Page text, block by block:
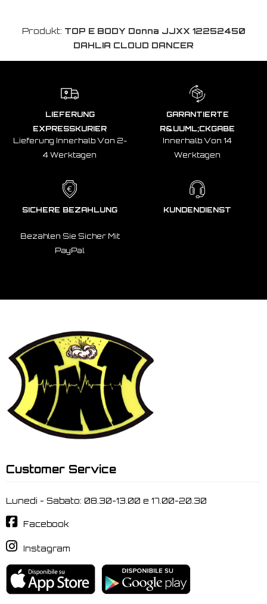
Produkt: TOP E BODY Donna JJXX 12252450
DAHLIA CLOUD DANCER
LIEFERUNG
EXPRESSKURIER
Lieferung Innerhalb Von 2-
4 Werktagen
GARANTIERTE
R&UUML;CKGABE
Innerhalb Von 14
Werktagen
SICHERE BEZAHLUNG
Bezahlen Sie Sicher Mit
PayPal
KUNDENDIENST
Customer Service
Lunedi - Sabato: 08.30-13.00 e 17.00-20.30
Facebook
Instagram